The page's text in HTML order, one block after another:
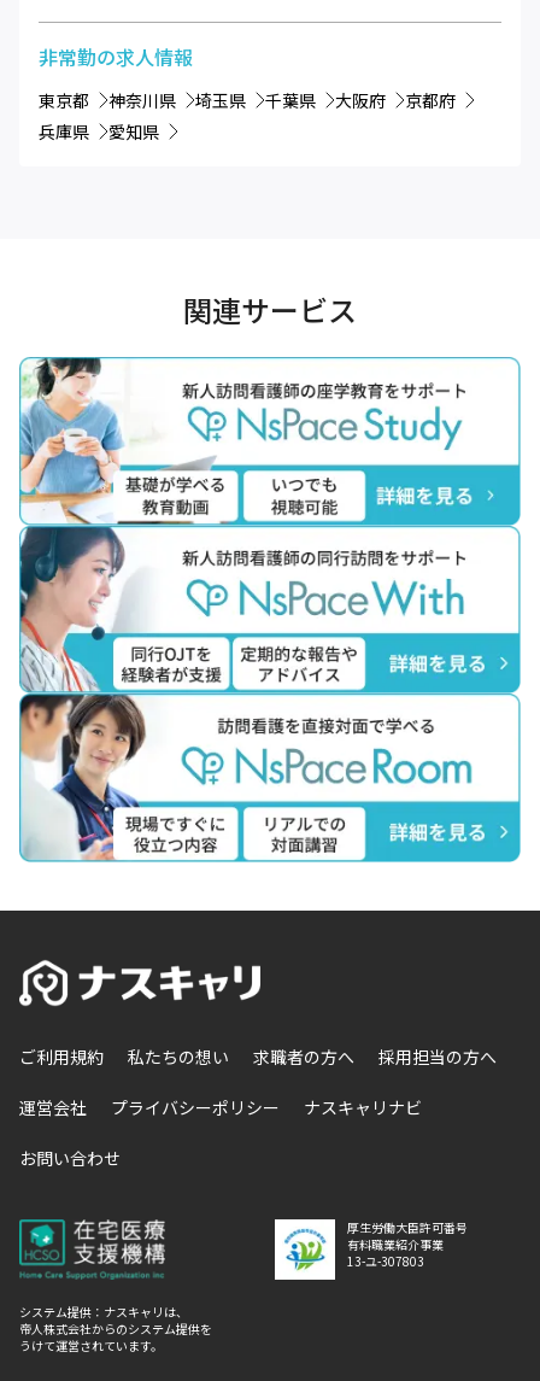
非常勤の求人情報
東京都 神奈川県 埼玉県 千葉県 大阪府
京都府
兵庫県
愛知県
関連サービス
ご利用規約 私たちの想い 求職者の方へ 採用担当の方へ
運営会社 プライバシーポリシー ナスキャリナビ
お問い合わせ
厚生労働大臣許可番号
有料職業紹介事業
13-ユ-307803
システム提供：ナスキャリは、
帝人株式会社からのシステム提供を
うけて運営されています。